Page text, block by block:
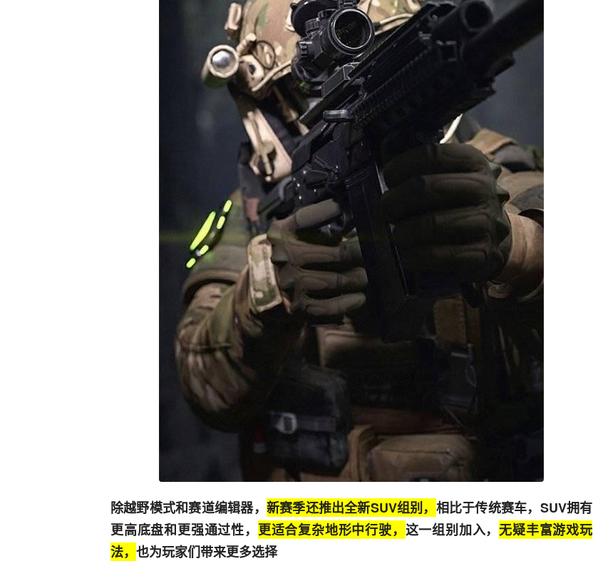
除越野模式和赛道编辑器， 新赛季还推出全新SUV组别， 相比于传统赛车，SUV拥有
更高底盘和更强通过性， 更适合复杂地形中行驶， 这一组别加入，无疑丰富游戏玩
法， 也为玩家们带来更多选择